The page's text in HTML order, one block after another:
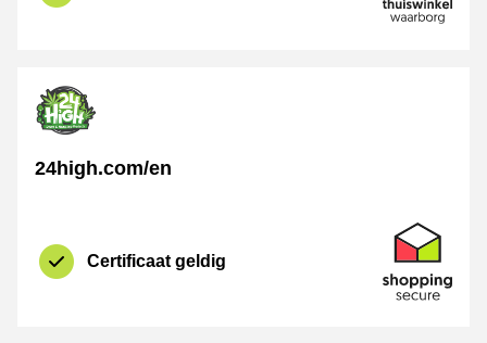
24high.com/en
Certificaat geldig
certificaat
Shopping